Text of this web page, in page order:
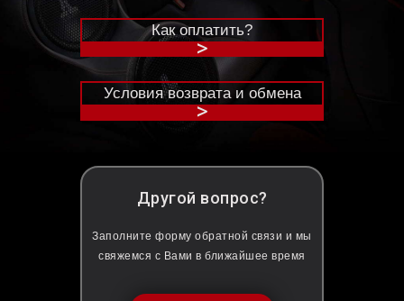
Как оплатить?
>
Условия возврата и обмена
>
Другой вопрос?
Заполните форму обратной связи и мы
свяжемся с Вами в ближайшее время